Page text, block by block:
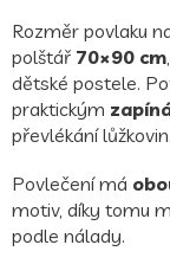
Rozměr povlaku
polštář 70×90 cm
dětské postele.
praktickým
převlékání lůžkovin.
Povlečení má
motiv, díky tomu
podle nálady.